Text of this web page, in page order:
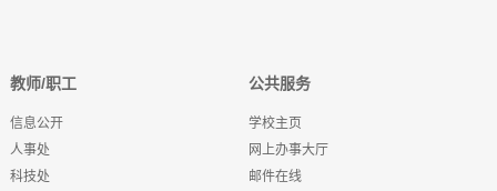
教师/职工
信息公开
人事处
科技处
公共服务
学校主页
网上办事大厅
邮件在线